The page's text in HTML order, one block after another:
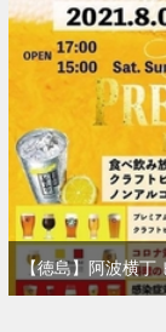
【徳島】阿波横丁